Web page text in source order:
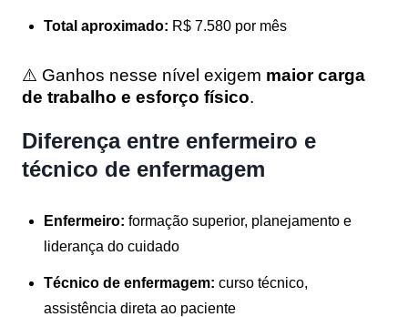
Total aproximado: R$ 7.580 por mês
⚠️ Ganhos nesse nível exigem maior carga
de trabalho e esforço físico.
Diferença entre enfermeiro e
técnico de enfermagem
Enfermeiro: formação superior, planejamento e
liderança do cuidado
Técnico de enfermagem: curso técnico,
assistência direta ao paciente